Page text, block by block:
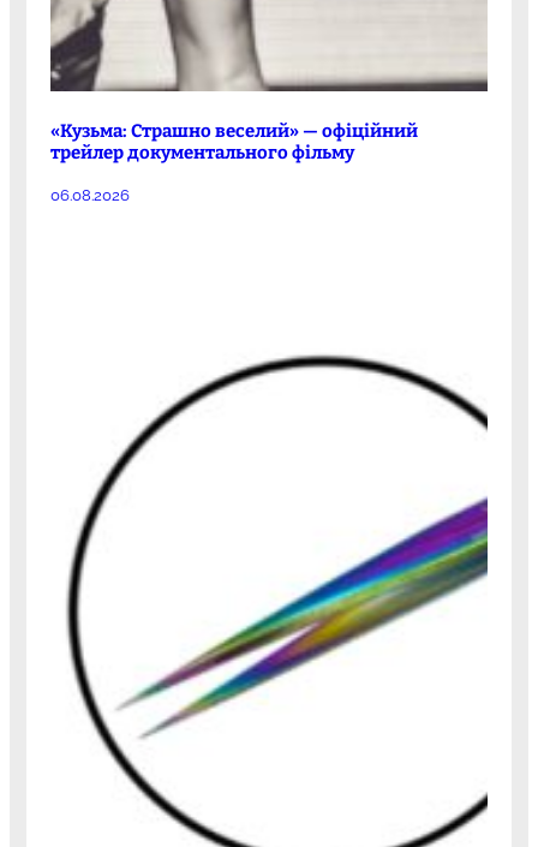
«Кузьма: Страшно веселий» — офіційний
трейлер документального фільму
06.08.2026